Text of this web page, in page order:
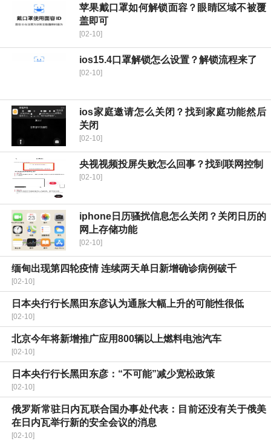
苹果戴口罩如何解锁面容？眼睛区域不被覆
盖即可
[02-10]
ios15.4口罩解锁怎么设置？解锁流程来了
[02-10]
ios家庭邀请怎么关闭？找到家庭功能然后
关闭
[02-10]
央视视频投屏失败怎么回事？找到联网控制
[02-10]
iphone日历骚扰信息怎么关闭？关闭日历的
网上存储功能
[02-10]
缅甸出现第四轮疫情 连续两天单日新增确诊病例破千
[02-10]
日本央行行长黑田东彦认为通胀大幅上升的可能性很低
[02-10]
北京今年将新增推广应用800辆以上燃料电池汽车
[02-10]
日本央行行长黑田东彦：“不可能”减少宽松政策
[02-10]
俄罗斯常驻日内瓦联合国办事处代表：目前还没有关于俄美
在日内瓦举行新的安全会议的消息
[02-10]